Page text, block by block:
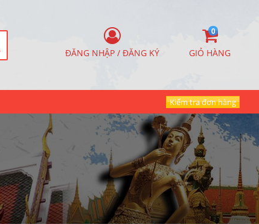
ĐĂNG NHẬP / ĐĂNG KÝ
0
GIỎ HÀNG
Kiểm tra đơn hàng